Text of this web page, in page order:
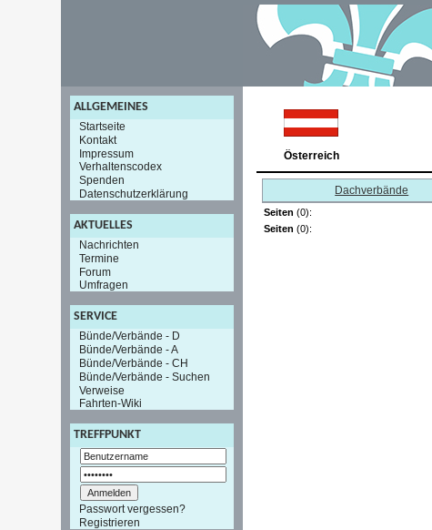
ALLGEMEINES
Startseite
Kontakt
Impressum
Verhaltenscodex
Spenden
Datenschutzerklärung
AKTUELLES
Nachrichten
Termine
Forum
Umfragen
SERVICE
Bünde/Verbände - D
Bünde/Verbände - A
Bünde/Verbände - CH
Bünde/Verbände - Suchen
Verweise
Fahrten-Wiki
TREFFPUNKT
Passwort vergessen?
Registrieren
Österreich
Dachverbände
Seiten (0):
Seiten (0):